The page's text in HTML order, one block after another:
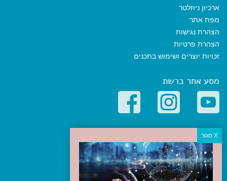
ארכיון ניוזלטר
מפת אתר
הצהרת נגישות
הצהרת פרטיות
זכויות יוצרים ושימוש בתכנים
מסע אחר ברשת
קטגוריות פופולריות
יעדים
טיולים בישראל
מלונות בוטיק בישראל